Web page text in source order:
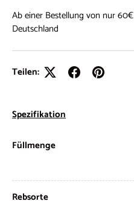
Ab einer Bestellung von nur
Deutschland
Teilen:
Spezifikation
Füllmenge
Rebsorte